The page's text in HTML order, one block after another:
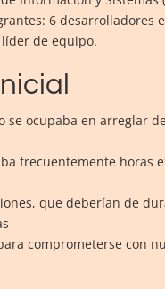
6 desarrolladores e
de equipo.
se ocupaba en arreglar
frecuentemente horas
que deberían de
comprometerse con